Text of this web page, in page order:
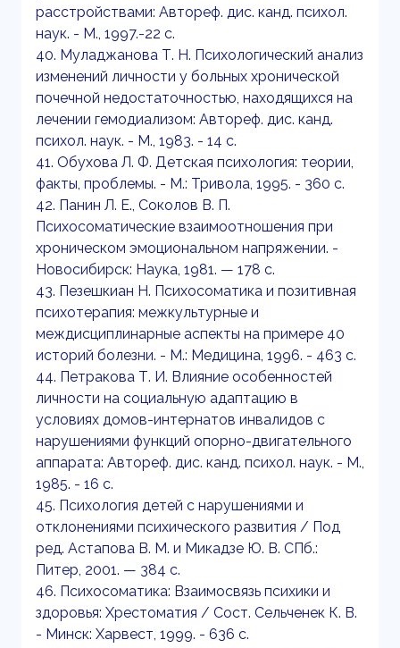
расстройствами: Автореф. дис. канд. психол.
наук. - М., 1997.-22 с.
40. Муладжанова Т. Н. Психологический анализ
изменений личности у больных хронической
почечной недостаточностью, находящихся на
лечении гемодиализом: Автореф. дис. канд.
психол. наук. - М., 1983. - 14 с.
41. Обухова Л. Ф. Детская психология: теории,
факты, проблемы. - М.: Тривола, 1995. - 360 с.
42. Панин Л. Е., Соколов В. П.
Психосоматические взаимоотношения при
хроническом эмоциональном напряжении. -
Новосибирск: Наука, 1981. — 178 с.
43. Пезешкиан Н. Психосоматика и позитивная
психотерапия: межкультурные и
междисциплинарные аспекты на примере 40
историй болезни. - М.: Медицина, 1996. - 463 с.
44. Петракова Т. И. Влияние особенностей
личности на социальную адаптацию в
условиях домов-интернатов инвалидов с
нарушениями функций опорно-двигательного
аппарата: Автореф. дис. канд. психол. наук. - М.,
1985. - 16 с.
45. Психология детей с нарушениями и
отклонениями психического развития / Под
ред. Астапова В. М. и Микадзе Ю. В. СПб.:
Питер, 2001. — 384 с.
46. Психосоматика: Взаимосвязь психики и
здоровья: Хрестоматия / Сост. Сельченек К. В.
- Минск: Харвест, 1999. - 636 с.